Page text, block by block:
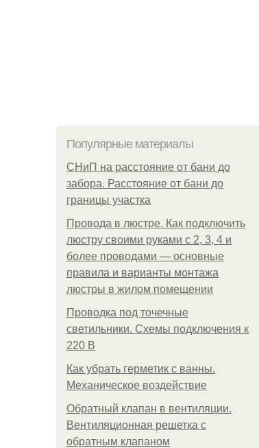
Популярные материалы
СНиП на расстояние от бани до
забора. Расстояние от бани до
границы участка
Провода в люстре. Как подключить
люстру своими руками с 2, 3, 4 и
более проводами — основные
правила и варианты монтажа
люстры в жилом помещении
Проводка под точечные
светильники. Схемы подключения к
220 В
Как убрать герметик с ванны.
Механическое воздействие
Обратный клапан в вентиляции.
Вентиляционная решетка с
обратным клапаном